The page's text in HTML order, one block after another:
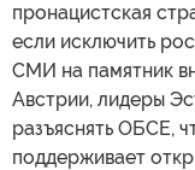
пронацистская
если исключить
СМИ на памятник
Австрии, лидеры
разъяснять ОБСЕ,
поддерживает